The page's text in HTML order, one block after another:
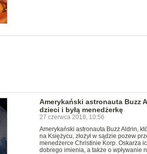
Amerykański astronauta Buzz
dzieci i byłą menedżerkę
27 czerwca 2018, 10:56
Amerykański astronauta Buzz Aldrin,
na Księżycu, złożył w sądzie pozew
menedżerce Christinie Korp. Oskarża
dobrego imienia, a także o wpływanie